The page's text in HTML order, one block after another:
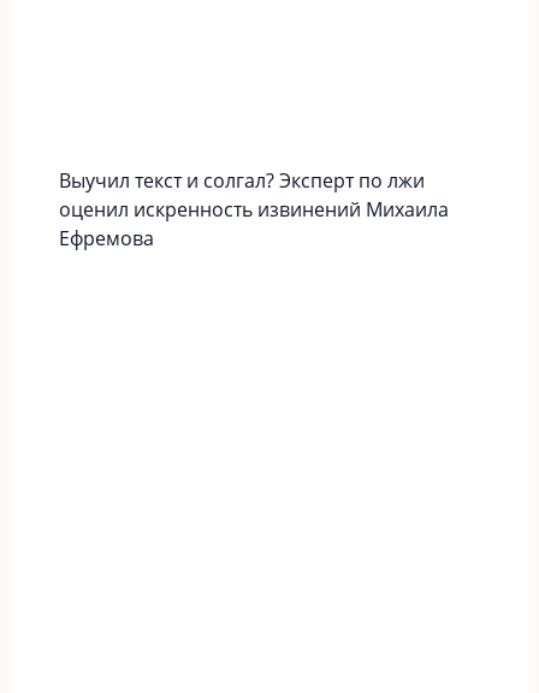
Выучил текст и солгал? Эксперт по лжи
оценил искренность извинений Михаила
Ефремова